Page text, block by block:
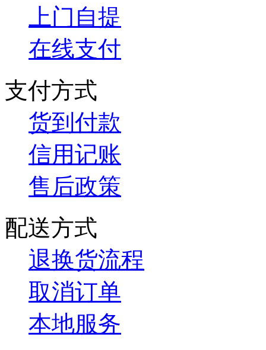
上门自提
在线支付
支付方式
货到付款
信用记账
售后政策
配送方式
退换货流程
取消订单
本地服务